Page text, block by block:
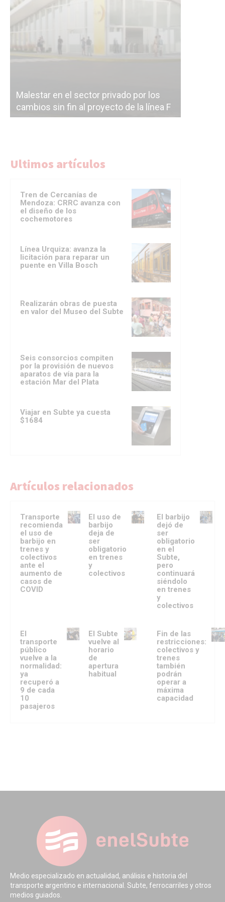
Malestar en el sector privado por los
cambios sin fin al proyecto de la línea F
Ultimos artículos
Tren de Cercanías de
Mendoza: CRRC avanza con
el diseño de los
cochemotores
Línea Urquiza: avanza la
licitación para reparar un
puente en Villa Bosch
Realizarán obras de puesta
en valor del Museo del Subte
Seis consorcios compiten
por la provisión de nuevos
aparatos de vía para la
estación Mar del Plata
Viajar en Subte ya cuesta
$1684
Artículos relacionados
Transporte
recomienda
el uso de
barbijo en
trenes y
colectivos
ante el
aumento de
casos de
COVID
El uso de
barbijo
deja de
ser
obligatorio
en trenes
y
colectivos
El barbijo
dejó de
ser
obligatorio
en el
Subte,
pero
continuará
siéndolo
en trenes
y
colectivos
El
transporte
público
vuelve a la
normalidad:
ya
recuperó a
9 de cada
10
pasajeros
El Subte
vuelve al
horario
de
apertura
habitual
Fin de las
restricciones:
colectivos y
trenes
también
podrán
operar a
máxima
capacidad
Medio especializado en actualidad, análisis e historia del
transporte argentino e internacional. Subte, ferrocarriles y otros
medios guiados.